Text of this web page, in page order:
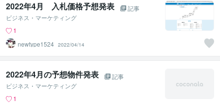
2022年4月 入札価格予想発表
記事
ビジネス・マーケティング
1
newtype1524 2022/04/14
2022年4月の予想物件発表
記事
ビジネス・マーケティング
1